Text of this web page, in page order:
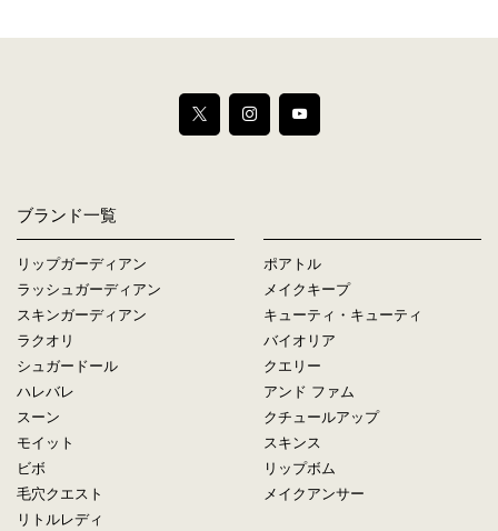
ブランド一覧
リップガーディアン
ラッシュガーディアン
スキンガーディアン
ラクオリ
シュガードール
ハレバレ
スーン
モイット
ビボ
毛穴クエスト
リトルレディ
ポアトル
メイクキープ
キューティ・キューティ
バイオリア
クエリー
アンド ファム
クチュールアップ
スキンス
リップボム
メイクアンサー